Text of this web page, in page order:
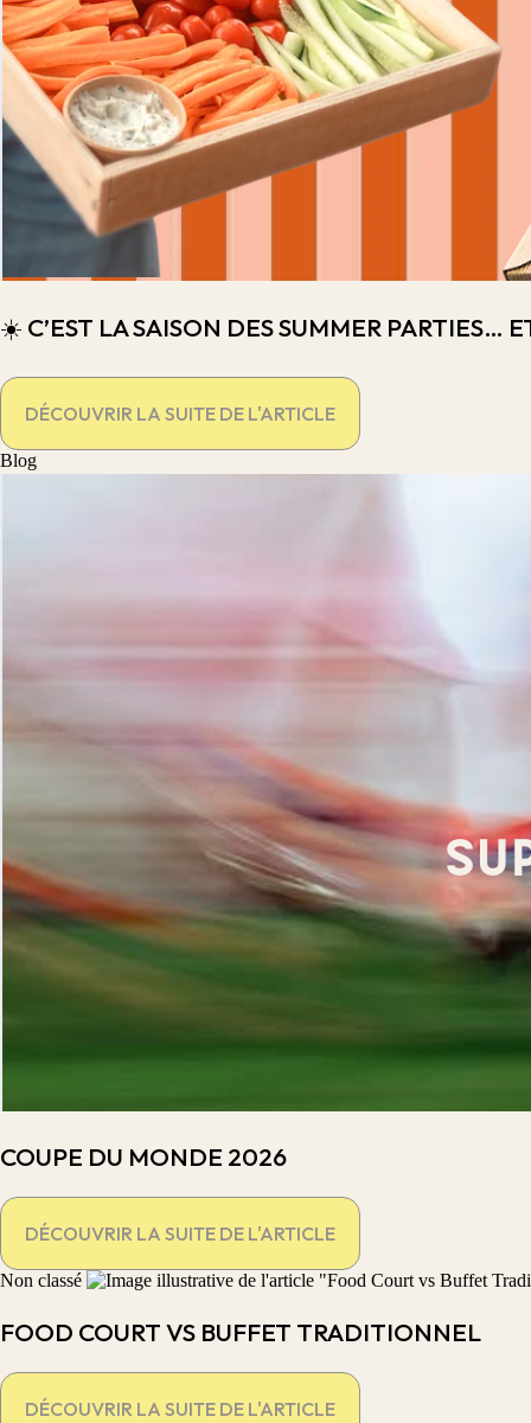
☀️ C’EST LA SAISON DES SUMMER PARTIES…
DÉCOUVRIR LA SUITE DE L'ARTICLE
Blog
COUPE DU MONDE 2026
DÉCOUVRIR LA SUITE DE L'ARTICLE
Non classé
FOOD COURT VS BUFFET TRADITIONNEL
DÉCOUVRIR LA SUITE DE L'ARTICLE